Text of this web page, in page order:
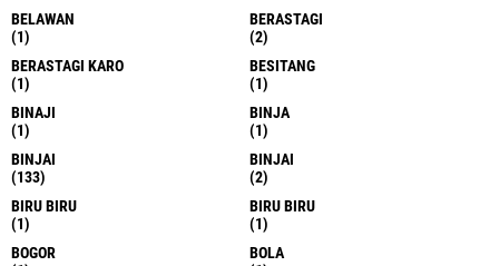
BELAWAN
(1)
BERASTAGI
(2)
BERASTAGI KARO
(1)
BESITANG
(1)
BINAJI
(1)
BINJA
(1)
BINJAI
(133)
BINJAI
(2)
BIRU BIRU
(1)
BIRU BIRU
(1)
BOGOR
BOLA